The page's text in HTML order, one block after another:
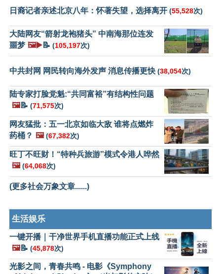
日裔记者亲述北京八年：怀著失望，选择离开 (55,528次)
大陆网友“箭射龙袍猪头” 中南海那位连发
噩梦 🖼️▶️📝 (105,197次)
中共封网 网民转向海外发声 消息传播更快 (38,054次)
陆专家打脸党魁:“共同富裕”有结构性问题
🖼️📝 (71,575次)
网友猛批：五一北京如临大敌 谁将点燃炸
药桶？ 🖼️ (67,382次)
旺丁不旺财！“特种兵旅游”模式令港人哗然
🖼️ (64,068次)
(更多社会万象文章......)
生活娱乐
一键开播｜干净世界手机直播功能正式上线
🖼️📝 (45,878次)
光影之间，青春共鸣 - 电影《Symphony